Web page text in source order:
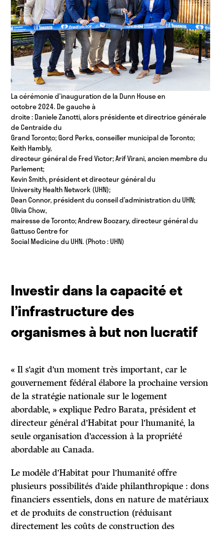
La cérémonie d’inauguration de la Dunn House en
octobre 2024. De gauche à
droite : Daniele Zanotti, alors présidente et directrice générale
de Centraide du
Grand Toronto; Gord Perks, conseiller municipal de Toronto;
Keith Hambly,
directeur général de Fred Victor; Arif Virani, ancien membre du
Parlement;
Kevin Smith, président et directeur général du
University Health Network (UHN);
Dean Connor, président du conseil d’administration du UHN;
Olivia Chow,
mairesse de Toronto; Andrew Boozary, directeur général du
Gattuso Centre for
Social Medicine du UHN. (Photo : UHN)
Investir dans la capacité et
l’infrastructure des
organismes à but non lucratif
« Il s’agit d’un moment très important, car le
gouvernement fédéral élabore la prochaine version
de la stratégie nationale sur le logement
abordable, » explique Pedro Barata, président et
directeur général d’Habitat pour l’humanité, la
seule organisation d’accession à la propriété
abordable au Canada.
Le modèle d’Habitat pour l’humanité offre
plusieurs possibilités d’aide philanthropique : dons
financiers essentiels, dons en nature de matériaux
et de produits de construction (réduisant
directement les coûts de construction des